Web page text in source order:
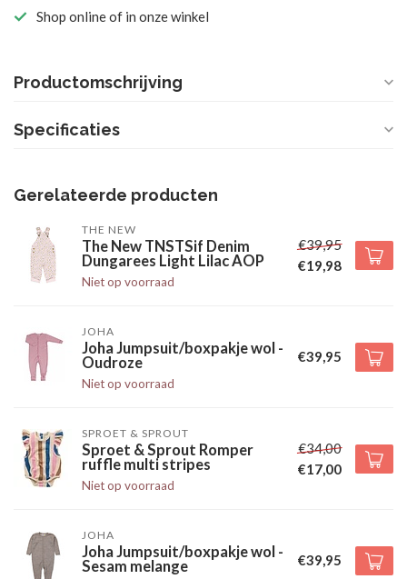
Shop online of in onze winkel
Productomschrijving
Specificaties
Gerelateerde producten
THE NEW
The New TNSTSif Denim
Dungarees Light Lilac AOP
Niet op voorraad
€39,95
€19,98
JOHA
Joha Jumpsuit/boxpakje wol -
Oudroze
Niet op voorraad
€39,95
SPROET & SPROUT
Sproet & Sprout Romper
ruffle multi stripes
Niet op voorraad
€34,00
€17,00
JOHA
Joha Jumpsuit/boxpakje wol -
Sesam melange
€39,95